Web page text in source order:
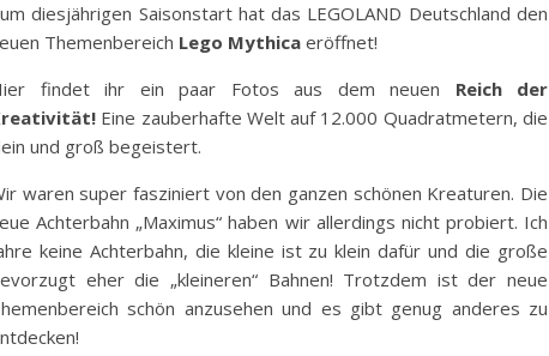
diesjährigen Saisonstart hat das LEGOLAND Deutschland den
Themenbereich Lego Mythica eröffnet!
findet ihr ein paar Fotos aus dem neuen Reich der
Eine zauberhafte Welt auf 12.000 Quadratmetern, die
und groß begeistert.
waren super fasziniert von den ganzen schönen Kreaturen. Die
Achterbahn „Maximus“ haben wir allerdings nicht probiert. Ich
keine Achterbahn, die kleine ist zu klein dafür und die große
eher die „kleineren“ Bahnen! Trotzdem ist der neue
schön anzusehen und es gibt genug anderes zu